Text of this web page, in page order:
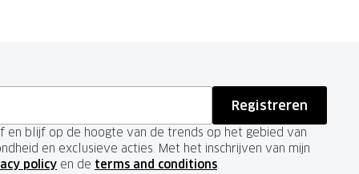
Registreren
en blijf op de hoogte van de trends op het gebied van
en exclusieve acties. Met het inschrijven van mijn
policy en de terms and conditions.